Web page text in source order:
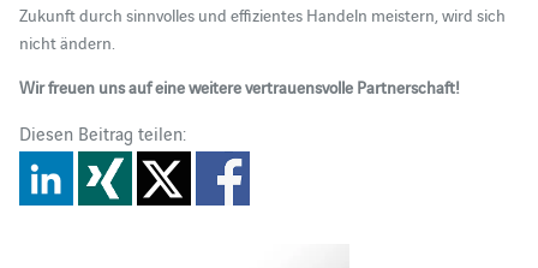
Zukunft durch sinnvolles und effizientes Handeln meistern, wird sich
nicht ändern.
Wir freuen uns auf eine weitere vertrauensvolle Partnerschaft!
Diesen Beitrag teilen: